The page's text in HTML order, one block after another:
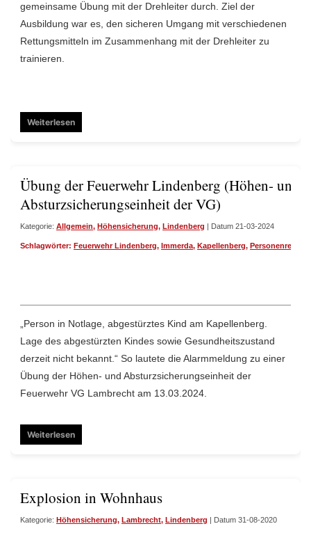
gemeinsame Übung mit der Drehleiter durch. Ziel der
Ausbildung war es, den sicheren Umgang mit verschiedenen
Rettungsmitteln im Zusammenhang mit der Drehleiter zu
trainieren.
Weiterlesen
Übung der Feuerwehr Lindenberg (Höhen- und
Absturzsicherungseinheit der VG)
Kategorie: Allgemein, Höhensicherung, Lindenberg | Datum 21-03-2024
Schlagwörter: Feuerwehr Lindenberg, Immerda, Kapellenberg, Personenrettung
„Person in Notlage, abgestürztes Kind am Kapellenberg.
Lage des abgestürzten Kindes sowie Gesundheitszustand
derzeit nicht bekannt.“ So lautete die Alarmmeldung zu einer
Übung der Höhen- und Absturzsicherungseinheit der
Feuerwehr VG Lambrecht am 13.03.2024.
Weiterlesen
Explosion in Wohnhaus
Kategorie: Höhensicherung, Lambrecht, Lindenberg | Datum 31-08-2020